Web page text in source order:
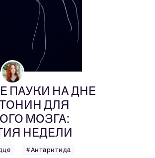
ПАУКИ НА ДНЕ
ДЛЯ
МОЗГА:
НЕДЕЛИ
#Антарктида